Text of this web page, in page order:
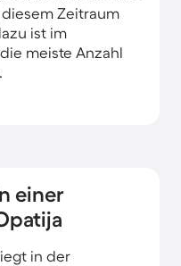
Zeitraum
ist im
die meiste Anzahl
einer
in der